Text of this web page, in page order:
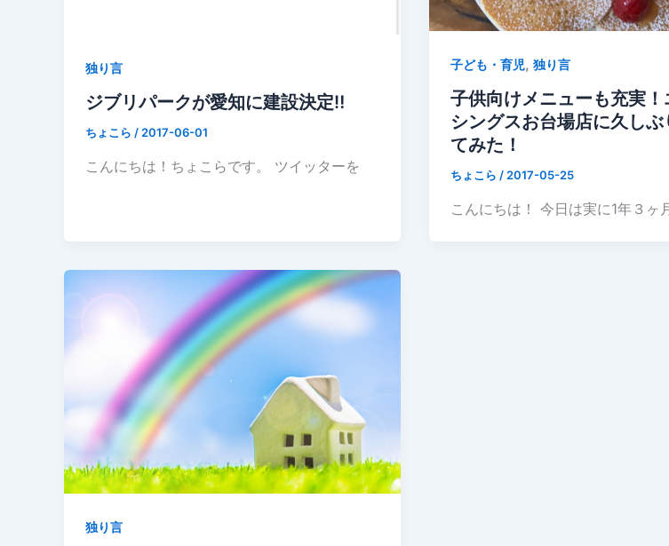
独り言
ジブリパークが愛知に建設決定‼︎
ちょこら /2017-06-01
こんにちは！ちょこらです。 ツイッターを
子ども・育児, 独り言
子供向けメニューも充実！
シングスお台場店に久しぶ
てみた！
ちょこら / 2017-05-25
こんにちは！ 今日は実に1年３ヶ
独り言